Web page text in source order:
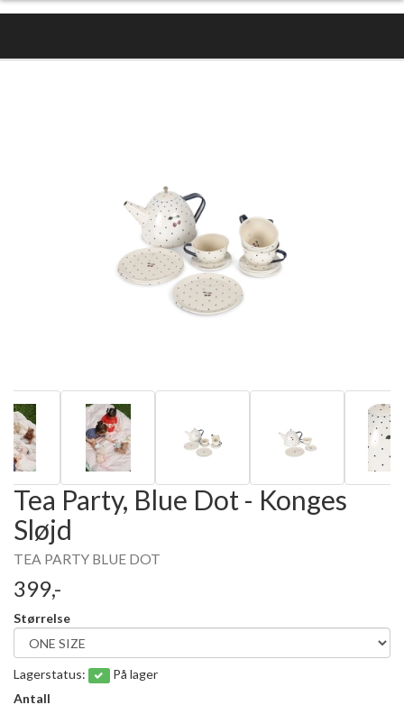
Tea Party, Blue Dot - Konges
Sløjd
TEA PARTY BLUE DOT
399,-
Størrelse
Lagerstatus:
På lager
Antall